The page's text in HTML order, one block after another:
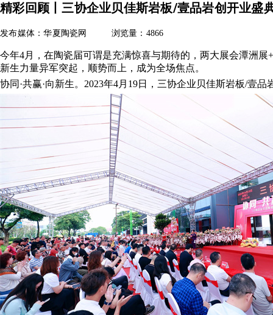
精彩回顾丨三协企业贝佳斯岩板/壹品岩创开业盛
发布媒体：华夏陶瓷网 浏览量：4866
今年4月，在陶瓷届可谓是充满惊喜与期待的，两大展会潭洲
新生力量异军突起，顺势而上，成为全场焦点。
协同·共赢·向新生。2023年4月19日，三协企业贝佳斯岩板/壹